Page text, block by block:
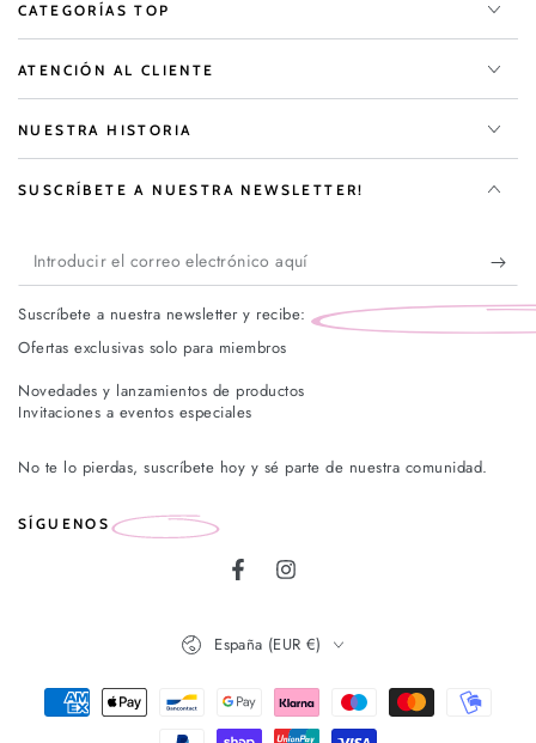
CATEGORÍAS TOP
ATENCIÓN AL CLIENTE
NUESTRA HISTORIA
SUSCRÍBETE A NUESTRA NEWSLETTER!
Introducir
el
aquí
Suscríbete a nuestra newsletter y recibe:
Ofertas exclusivas solo para miembros
Novedades y lanzamientos de productos
Invitaciones a eventos especiales
No te lo pierdas, suscríbete hoy y sé parte de nuestra comunidad.
SÍGUENOS
FacebookInstagram
España (EUR €)
Métodos